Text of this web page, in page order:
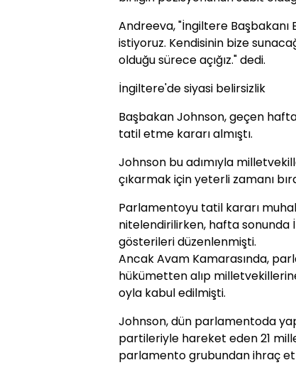
Andreeva, "İngiltere Başbakanı
istiyoruz. Kendisinin bize
olduğu sürece açığız." dedi.
İngiltere'de siyasi belirsizlik
Başbakan Johnson, geçen
tatil etme kararı almıştı.
Johnson bu adımıyla
çıkarmak için yeterli zamanı
Parlamentoyu tatil kararı
nitelendirilirken, hafta
gösterileri düzenlenmişti.
Ancak Avam Kamarasında,
hükümetten alıp
oyla kabul edilmişti.
Johnson, dün parlamentoda
partileriyle hareket eden 21
parlamento grubundan ihraç